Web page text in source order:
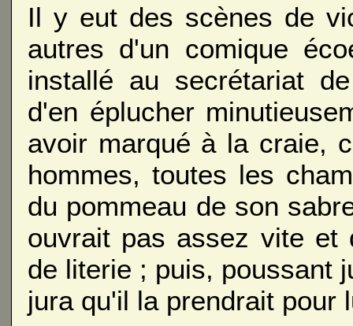
Il y eut des scènes de
autres d'un comique
installé au secrétariat
d'en éplucher
avoir marqué à la craie,
hommes, toutes les
du pommeau de son
ouvrait pas assez vite et
de literie ; puis, poussant
jura qu'il la prendrait pour